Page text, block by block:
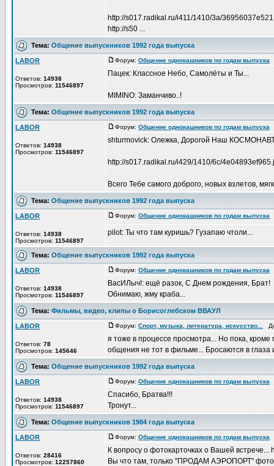
http://s017.radikal.ru/i411/1410/3a/
http://s50 ...
Тема: Общение выпускников 1992 года выпуска
LABOR
Ответов: 14938
Просмотров: 11546897
Форум: Общение однокашников по годам выпуска
Пацек: Классное Небо, Самолёты и Ты...
MIMINO: Заманчиво..!
Тема: Общение выпускников 1992 года выпуска
LABOR
Ответов: 14938
Просмотров: 11546897
Форум: Общение однокашников по годам выпуска
shturmovick: Олежка, Дорогой Наш
http://s017.radikal.ru/i429/1410/6c/
Всего Тебе самого доброго, новых взлетов,
Тема: Общение выпускников 1992 года выпуска
LABOR
Ответов: 14938
Просмотров: 11546897
Форум: Общение однокашников по годам выпуска
pilot: Ты что там куришь? Гузапаю чтоли...
Тема: Общение выпускников 1992 года выпуска
LABOR
Ответов: 14938
Просмотров: 11546897
Форум: Общение однокашников по годам выпуска
ВасИЛыч!: ещё разок, С Днем рождения, Брат!
Обнимаю, жму краба...
Тема: Фильмы, видео, клипы о Борисоглебском ВВАУЛ
LABOR
Ответов: 78
Просмотров: 145646
Форум: Спорт, музыка, литература, искусство...
я тоже в процессе просмотра... Но пока,
общения не тот в фильме... Бросаются в глаза
Тема: Общение выпускников 1992 года выпуска
LABOR
Ответов: 14938
Просмотров: 11546897
Форум: Общение однокашников по годам выпуска
Спасибо, Братва!!!
Тронут...
Тема: Общение выпускников 1984 года выпуска
LABOR
Ответов: 28416
Просмотров: 12257860
Форум: Общение однокашников по годам выпуска
К вопросу о фотокарточках о Вашей
Вы что там, только "ПРОДАМ АЭРОПОРТ"